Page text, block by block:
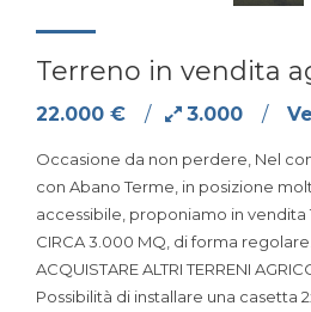
22.000 € / 3.000 /
Occasione da non perdere, Nel
con Abano Terme, in posizione
accessibile, proponiamo in vendita
CIRCA 3.000 MQ, di forma
ACQUISTARE ALTRI TERRENI
Possibilità di installare una casetta